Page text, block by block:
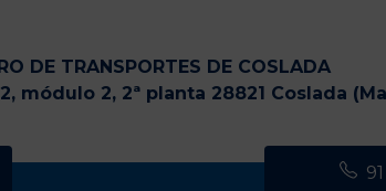
DE TRANSPORTES DE COSLADA
módulo 2, 2ª planta 28821 Coslada